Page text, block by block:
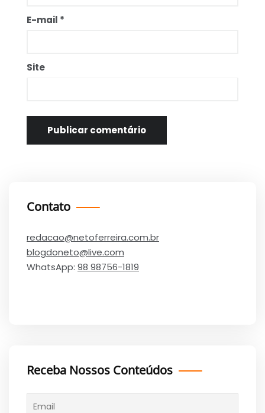
E-mail *
Site
Contato
redacao@netoferreira.com.br
blogdoneto@live.com
WhatsApp: 98 98756-1819
Receba Nossos Conteúdos